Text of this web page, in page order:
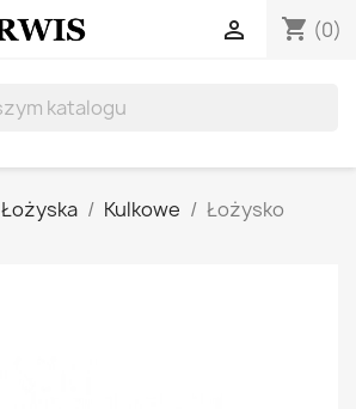
shopping_cart (0)

Łożyska Kulkowe
Łożysko